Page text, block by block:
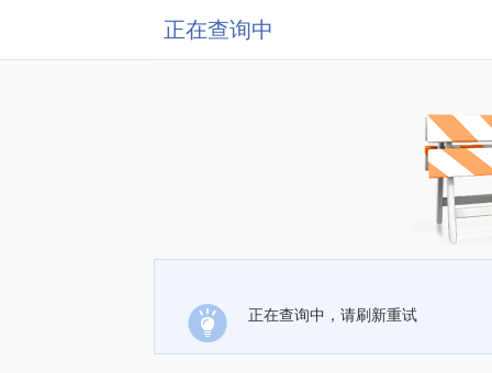
正在查询中
正在查询中，请刷新重试